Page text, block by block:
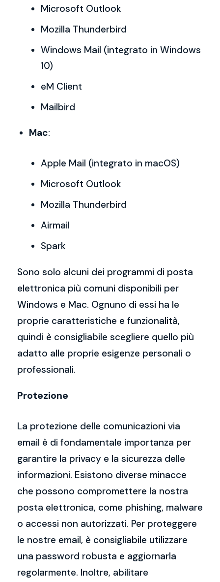
Microsoft Outlook
Mozilla Thunderbird
Windows Mail (integrato in Windows
10)
eM Client
Mailbird
Mac:
Apple Mail (integrato in macOS)
Microsoft Outlook
Mozilla Thunderbird
Airmail
Spark
Sono solo alcuni dei programmi di posta
elettronica più comuni disponibili per
Windows e Mac. Ognuno di essi ha le
proprie caratteristiche e funzionalità,
quindi è consigliabile scegliere quello più
adatto alle proprie esigenze personali o
professionali.
Protezione
La protezione delle comunicazioni via
email è di fondamentale importanza per
garantire la privacy e la sicurezza delle
informazioni. Esistono diverse minacce
che possono compromettere la nostra
posta elettronica, come phishing, malware
o accessi non autorizzati. Per proteggere
le nostre email, è consigliabile utilizzare
una password robusta e aggiornarla
regolarmente. Inoltre, abilitare